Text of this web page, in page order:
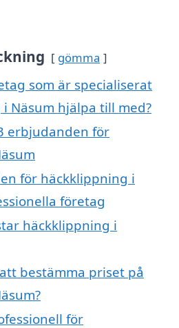
gömma
som är specialiserat
Näsum hjälpa till med?
erbjudanden för
för häckklippning i
företag
häckklippning i
bestämma priset på
för